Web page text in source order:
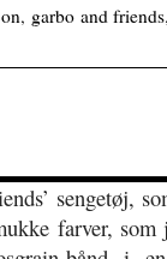
, garbo and friends
sengetøj,
farver,